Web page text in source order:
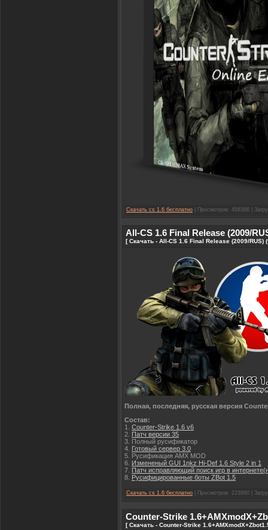
Скачать cs 1.6 бесплатно | Просмотров: 458386 |
All-CS 1.6 Final Release (2009/
[ Скачать - All-CS 1.6 Final Release (2009/
Полная, последняя, русская версия
Состав:
1. Counter-Strike 1.6 v6
2. Патч версии 35
3. Полный русификатор
4. Готовый сервер 3.0
5. Русификация AMX MOD
6. Измененый GUI 1nkz Hi-Def 1.6 Style 2 in 1
7. Патч исправляющий поиск игр в
8. Русифицированные боты ZBot 1.5
Скачать cs 1.6 бесплатно | Просмотров: 223990 |
Counter-Strike
[ Скачать - Counter-Strike